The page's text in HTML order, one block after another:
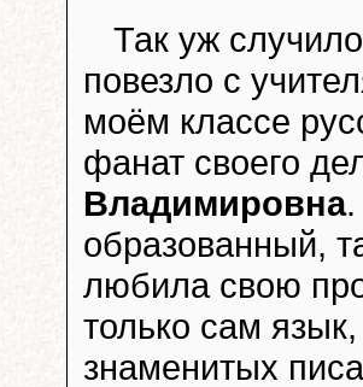
Так уж
повезло с
моём классе
фанат своего
Владимировна.
образованный,
любила свою
только сам
знаменитых